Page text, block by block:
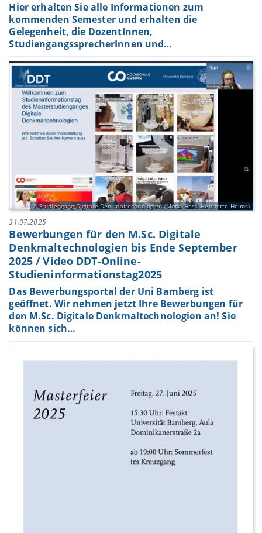
Hier erhalten Sie alle Informationen zum
kommenden Semester und erhalten die
Gelegenheit, die DozentInnen,
StudiengangssprecherInnen und…
Studiengang Digitale Denkmaltechnologien (Mona Hess, Henriette Helms)
31.07.2025
Bewerbungen für den M.Sc. Digitale
Denkmaltechnologien bis Ende September
2025 / Video DDT-Online-
Studieninformationstag2025
Das Bewerbungsportal der Uni Bamberg ist
geöffnet. Wir nehmen jetzt Ihre Bewerbungen für
den M.Sc. Digitale Denkmaltechnologien an! Sie
können sich…